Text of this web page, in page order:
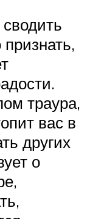
траура,
вас в
других
о